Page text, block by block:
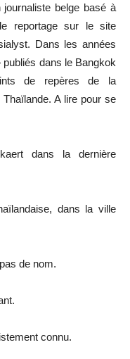
belge basé à
reportage sur le site
Dans les années
dans le Bangkok
de repères de la
A lire pour se
dans la dernière
dans la ville
de nom.
connu.